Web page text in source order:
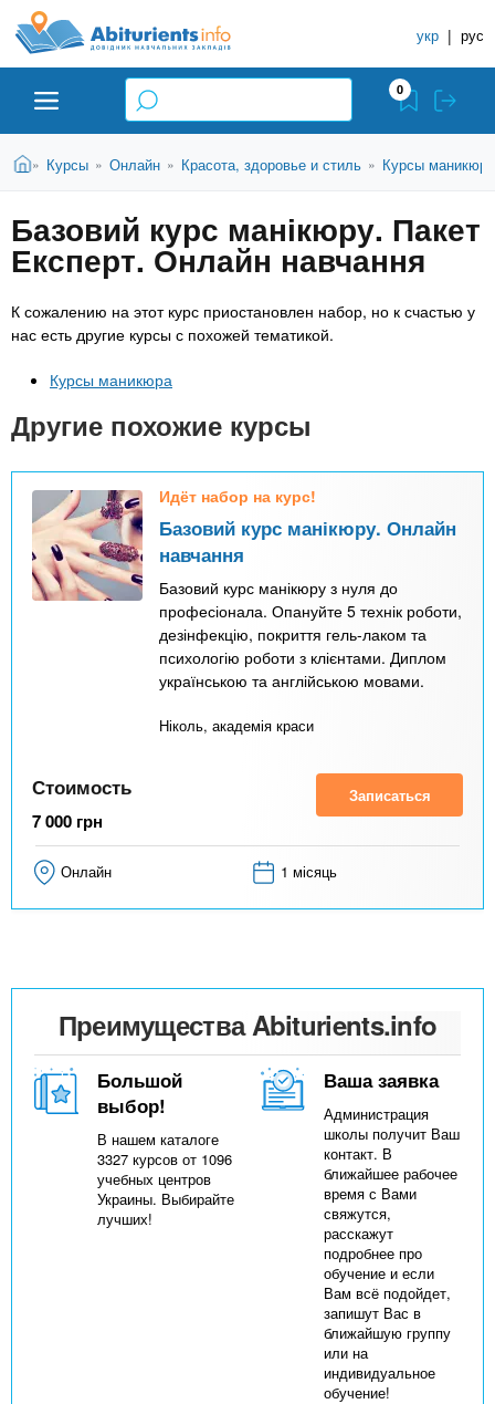
A
b
i
t
u
r
i
e
n
n
f
o
п
р
в
о
н
и
У
б
н
ы
укр | рус
Абитуриенту
Вузы
Частные школы
MBA
Онлайн курсы
За рубежом
0
В
д
е
с
Главная
» Курсы » Онлайн » Красота, здоровье и стиль » Курсы
Базовий курс манікюру. Пакет
Експерт. Онлайн навчання
К сожалению на этот курс приостановлен набор, но к счастью у
нас есть другие курсы с похожей тематикой.
Курсы маникюра
Другие похожие курсы
Идёт набор на курс!
Базовий курс манікюру. Онлайн
навчання
Базовий курс манікюру з нуля до
професіонала. Опануйте 5 технік роботи,
дезінфекцію, покриття гель-лаком та
психологію роботи з клієнтами. Диплом
українською та англійською мовами.
Ніколь, академія краси
Стоимость
7 000 грн
Записаться
Онлайн 1 місяць
Преимущества Abiturients.info
Большой
выбор!
В нашем каталоге
3327 курсов от 1096
учебных центров
Украины. Выбирайте
лучших!
Ваша заявка
Администрация
школы получит Ваш
контакт. В
ближайшее рабочее
время с Вами
свяжутся,
расскажут
подробнее про
обучение и если
Вам всё подойдет,
запишут Вас в
ближайшую группу
или на
индивидуальное
обучение!